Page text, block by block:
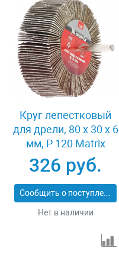
Круг лепестковый
для дрели, 80 х 30 х 6
мм, P 120 Matrix
74146
326 руб.
Сообщить о поступлении
Нет в наличии